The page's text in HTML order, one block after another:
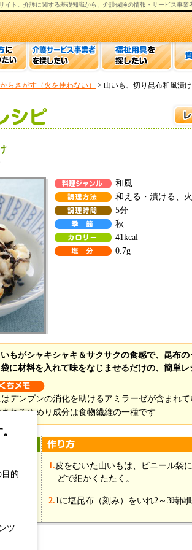
イト。 介護に関する基礎知識から、 介護保険の情報 ・サービス事業
らさがす（火を使わない） > 山いも、切り昆布和風漬け
和風
和える・漬ける、
5分
秋
41kcal
0.7g
もがシャキシャキ＆サクサクの食感で、昆布
に材料を入れて味をなじませるだけの、簡単レ
デンプンの消化を助けるアミラーゼが含まれて
れるぬめり成分は食物繊維の一種です
1.皮をむいた山いもは、ビニール袋
どで細かくたたく。
2.1に塩昆布（刻み）をいれ2～3時間
的
ツ